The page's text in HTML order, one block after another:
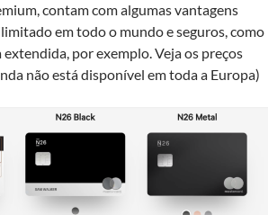
contam com algumas vantagens
em todo o mundo e seguros, como
extendida, por exemplo. Veja os preços
não está disponível em toda a Europa)